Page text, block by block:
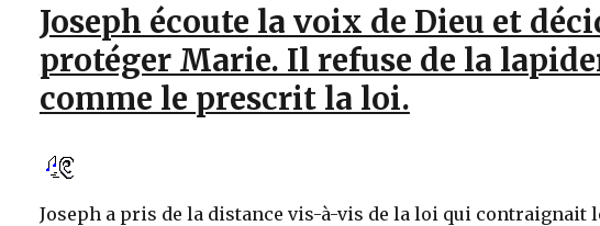
Joseph écoute la voix de Dieu et
protéger Marie. Il refuse de la
comme le prescrit la loi.
Joseph a pris de la distance vis-à-vis de la loi qui contraignait